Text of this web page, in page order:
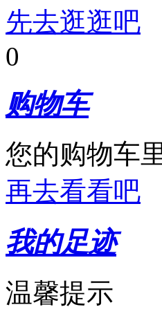
先去逛逛吧
0
购物车
您的购物车
再去看看吧
我的足迹
温馨提示